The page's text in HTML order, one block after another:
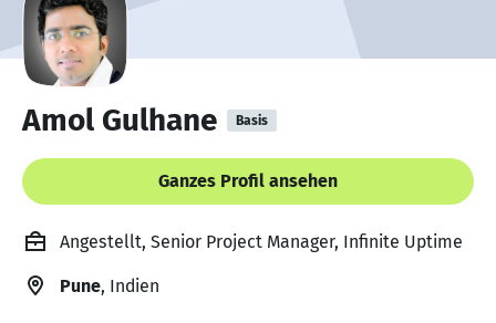
Amol Gulhane Basis
Ganzes Profil ansehen
Angestellt, Senior Project Manager, Infinite Uptime
Pune, Indien